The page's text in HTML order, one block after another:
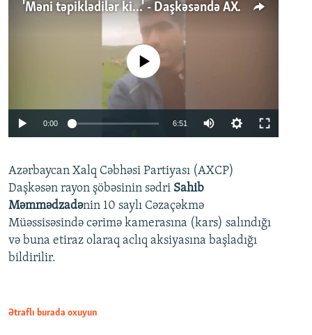
'Məni təpiklədilər ki...' - Daşkəsəndə AXCP fəalının yaxınları onun həbsinə etiraz edirlər
Auto 240p 360p
720p 1080p
No media source currently available
0:00 6:51
360p
720p
1080p
Azərbaycan Xalq Cəbhəsi Partiyası (AXCP)
Daşkəsən rayon şöbəsinin sədri Sahib
Məmmədzadənin 10 saylı Cəzaçəkmə
Müəssisəsində cərimə kamerasına (kars) salındığı
və buna etiraz olaraq aclıq aksiyasına başladığı
bildirilir.
Ətraflı burada oxuyun